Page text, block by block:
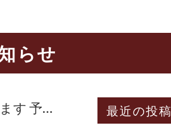
らせ
す 予… 最近の投稿